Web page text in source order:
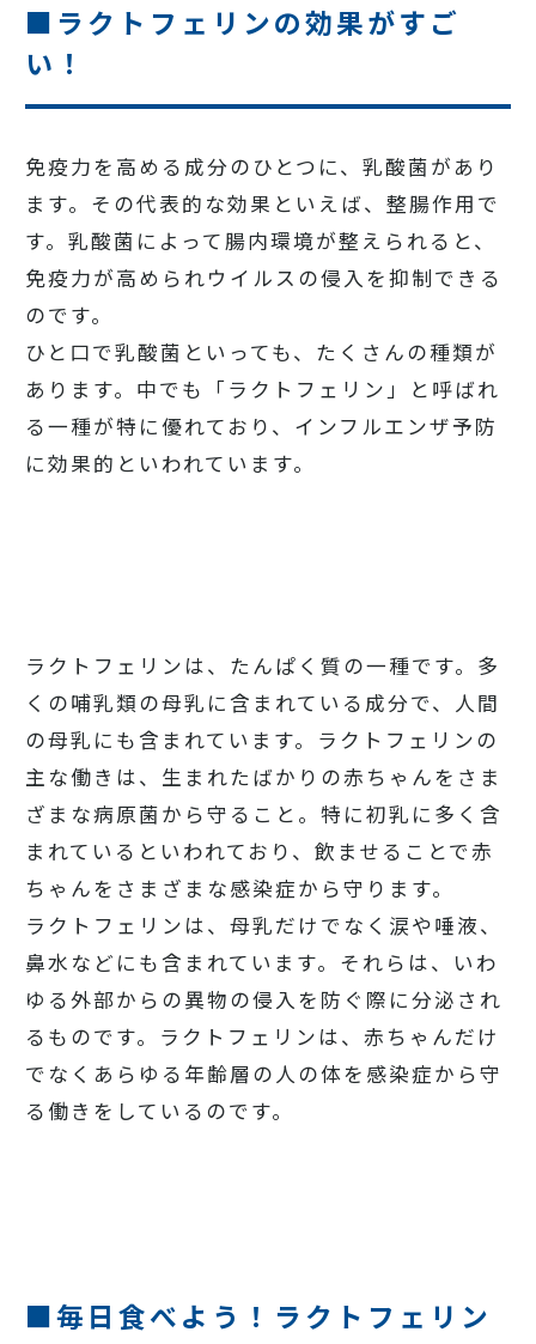
■ラクトフェリンの効果がすご
い！
免疫力を高める成分のひとつに、乳酸菌があり
ます。その代表的な効果といえば、整腸作用で
す。乳酸菌によって腸内環境が整えられると、
免疫力が高められウイルスの侵入を抑制できる
のです。
ひと口で乳酸菌といっても、たくさんの種類が
あります。中でも「ラクトフェリン」と呼ばれ
る一種が特に優れており、インフルエンザ予防
に効果的といわれています。
ラクトフェリンは、たんぱく質の一種です。多
くの哺乳類の母乳に含まれている成分で、人間
の母乳にも含まれています。ラクトフェリンの
主な働きは、生まれたばかりの赤ちゃんをさま
ざまな病原菌から守ること。特に初乳に多く含
まれているといわれており、飲ませることで赤
ちゃんをさまざまな感染症から守ります。
ラクトフェリンは、母乳だけでなく涙や唾液、
鼻水などにも含まれています。それらは、いわ
ゆる外部からの異物の侵入を防ぐ際に分泌され
るものです。ラクトフェリンは、赤ちゃんだけ
でなくあらゆる年齢層の人の体を感染症から守
る働きをしているのです。
■毎日食べよう！ラクトフェリン